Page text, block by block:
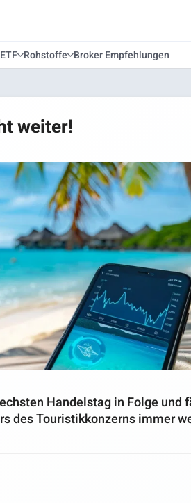
ETF Rohstoffe Broker Empfehlungen
weiter!
Handelstag in Folge und
des Touristikkonzerns immer